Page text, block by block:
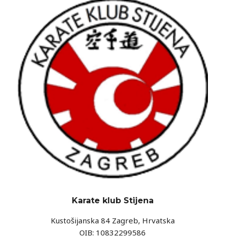
Karate klub Stijena
Kustošijanska 84 Zagreb, Hrvatska
OIB: 10832299586